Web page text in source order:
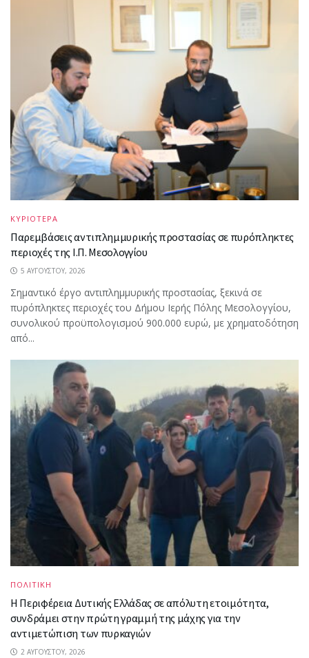
ΚΥΡΙΟΤΕΡΑ
Παρεμβάσεις αντιπλημμυρικής προστασίας σε πυρόπληκτες
περιοχές της Ι.Π. Μεσολογγίου
5 ΑΥΓΟΎΣΤΟΥ, 2026
Σημαντικό έργο αντιπλημμυρικής προστασίας, ξεκινά σε
πυρόπληκτες περιοχές του Δήμου Ιερής Πόλης Μεσολογγίου,
συνολικού προϋπολογισμού 900.000 ευρώ, με χρηματοδότηση
από...
ΠΟΛΙΤΙΚΗ
Η Περιφέρεια Δυτικής Ελλάδας σε απόλυτη ετοιμότητα,
συνδράμει στην πρώτη γραμμή της μάχης για την
αντιμετώπιση των πυρκαγιών
2 ΑΥΓΟΎΣΤΟΥ, 2026